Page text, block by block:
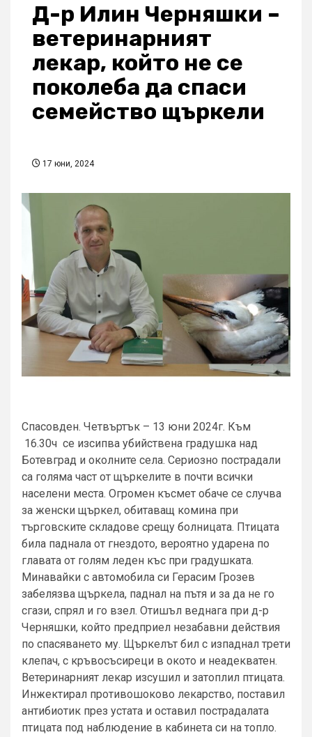
Д-р Илин Черняшки –
ветеринарният
лекар, който не се
поколеба да спаси
семейство щъркели
17 юни, 2024
Спасовден. Четвъртък – 13 юни 2024г. Към
16.30ч се изсипва убийствена градушка над
Ботевград и околните села. Сериозно пострадали
са голяма част от щъркелите в почти всички
населени места. Огромен късмет обаче се случва
за женски щъркел, обитаващ комина при
търговските складове срещу болницата. Птицата
била паднала от гнездото, вероятно ударена по
главата от голям леден къс при градушката.
Минавайки с автомобила си Герасим Грозев
забелязва щъркела, паднал на пътя и за да не го
сгази, спрял и го взел. Отишъл веднага при д-р
Черняшки, който предприел незабавни действия
по спасяването му. Щъркелът бил с изпаднал трети
клепач, с кръвосъсиреци в окото и неадекватен.
Ветеринарният лекар изсушил и затоплил птицата.
Инжектирал противошоково лекарство, поставил
антибиотик през устата и оставил пострадалата
птицата под наблюдение в кабинета си на топло.